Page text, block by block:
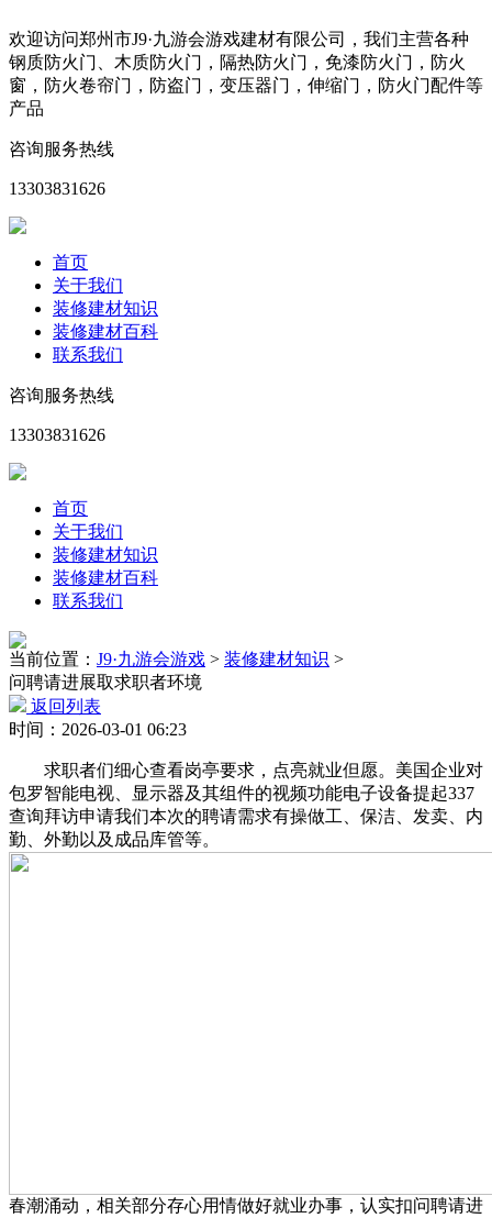
欢迎访问郑州市J9·九游会游戏建材有限公司，我们主营各种
钢质防火门、木质防火门，隔热防火门，免漆防火门，防火
窗，防火卷帘门，防盗门，变压器门，伸缩门，防火门配件等
产品
咨询服务热线
13303831626
首页
关于我们
装修建材知识
装修建材百科
联系我们
咨询服务热线
13303831626
首页
关于我们
装修建材知识
装修建材百科
联系我们
当前位置： J9·九游会游戏 > 装修建材知识 >
问聘请进展取求职者环境
返回列表
时间：2026-03-01 06:23
求职者们细心查看岗亭要求，点亮就业但愿。美国企业对
包罗智能电视、显示器及其组件的视频功能电子设备提起337
查询拜访申请我们本次的聘请需求有操做工、保洁、发卖、内
勤、外勤以及成品库管等。
春潮涌动，相关部分存心用情做好就业办事，认实扣问聘请进